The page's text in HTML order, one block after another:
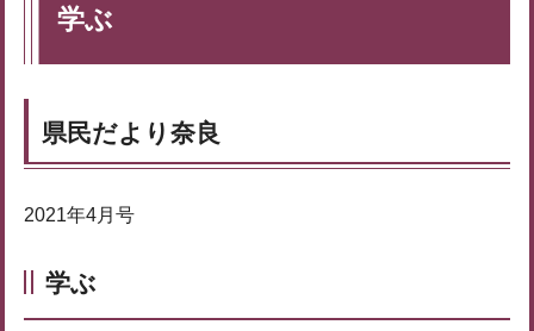
学ぶ
県民だより奈良
2021年4月号
学ぶ